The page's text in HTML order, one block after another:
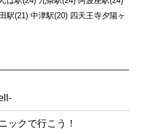
駅(21) 中津駅(20) 四天王寺夕陽ヶ
ックで行こう！